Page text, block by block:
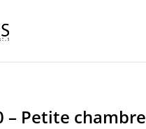
– Petite chambre